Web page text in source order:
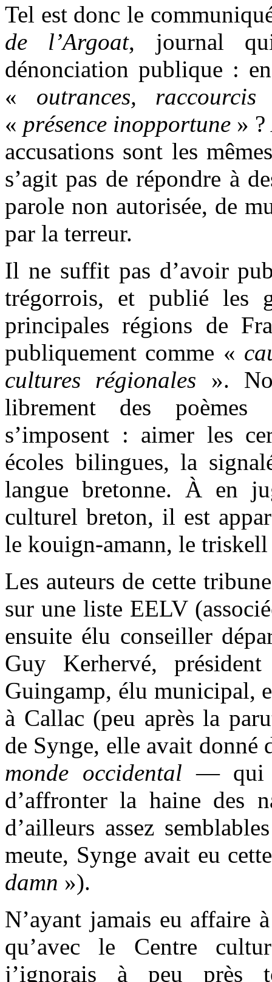
Tel est donc le
de l’Argoat, journal
dénonciation publique :
« outrances,
« présence inopportune »
accusations sont les
s’agit pas de répondre à
parole non autorisée, de
par la terreur.
Il ne suffit pas d’avoir
trégorrois, et publié les
principales régions de
publiquement comme «
cultures régionales ».
librement des
s’imposent : aimer les
écoles bilingues, la
langue bretonne. À en
culturel breton, il est
le kouign-amann, le
Les auteurs de cette
sur une liste EELV
ensuite élu conseiller
Guy Kerhervé,
Guingamp, élu municipal,
à Callac (peu après la
de Synge, elle avait donné
monde occidental— qui
d’affronter la haine des
d’ailleurs assez
meute, Synge avait eu
damn »).
N’ayant jamais eu affaire
qu’avec le Centre
j’ignorais à peu près